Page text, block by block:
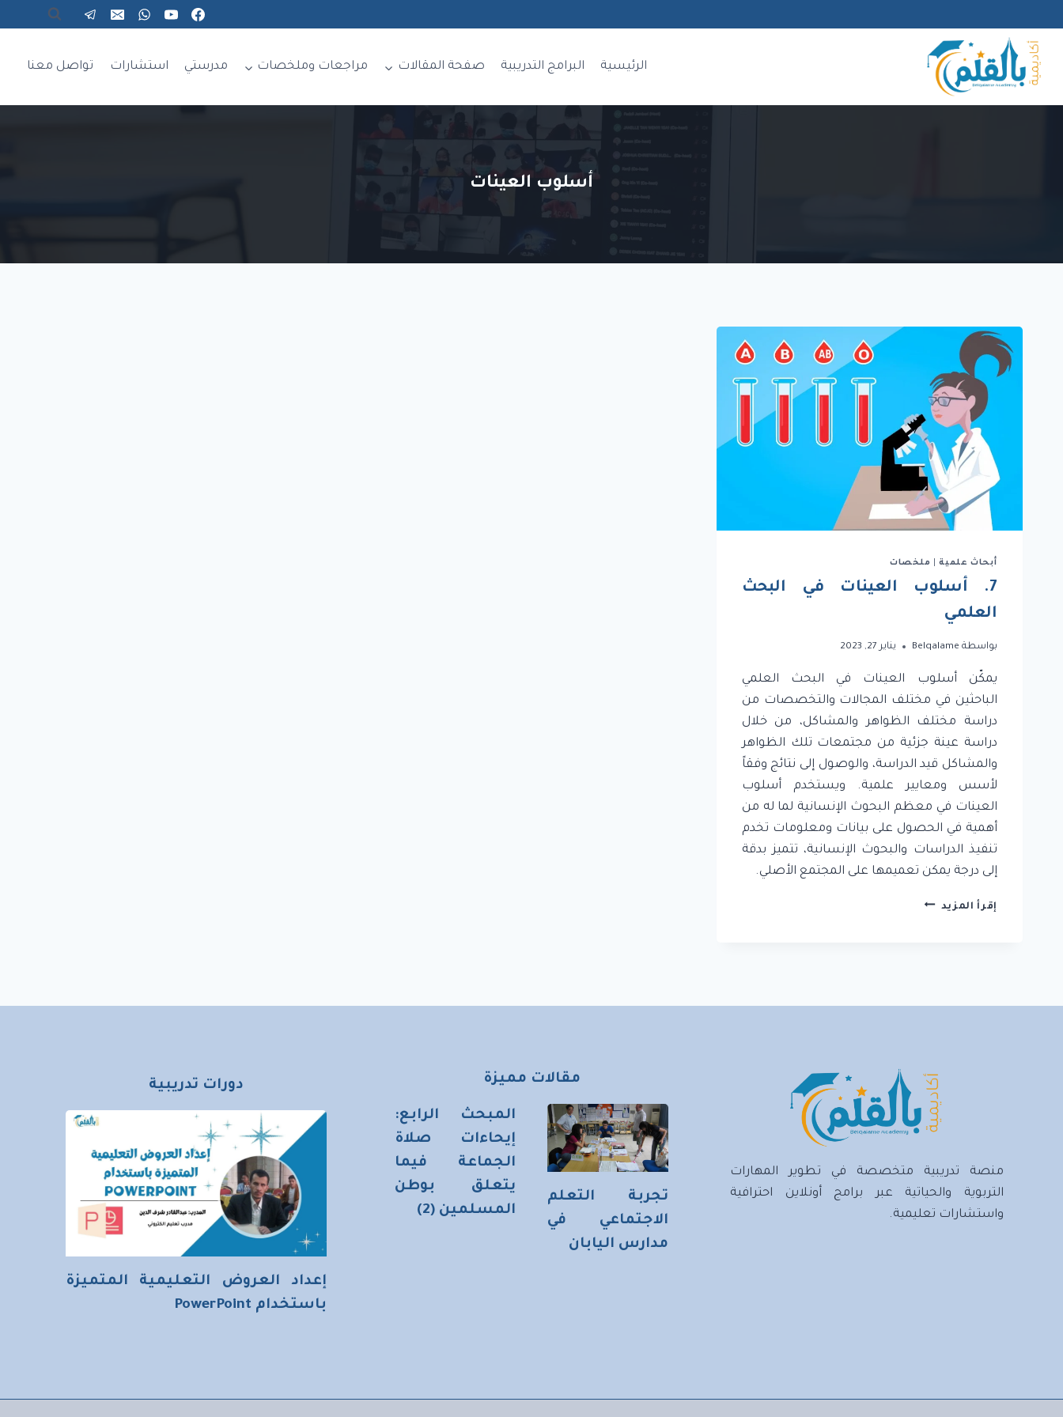
إلى
المحتوى
الرئيسية
البرامج التدريبية صفحة المقالات مراجعات وملخصات مدرستي استشارات تواصل معنا
أسلوب العينات
أبحاث علمية| ملخصات
7. أسلوب العينات في البحث
العلمي
بواسطة Belqalame يناير 27, 2023
يمكّن أسلوب العينات في البحث العلمي
الباحثين في مختلف المجالات والتخصصات من
دراسة مختلف الظواهر والمشاكل، من خلال
دراسة عينة جزئية من مجتمعات تلك الظواهر
والمشاكل قيد الدراسة، والوصول إلى نتائج وفقاً
لأسس ومعايير علمية. ويستخدم أسلوب
العينات في معظم البحوث الإنسانية لما له من
أهمية في الحصول على بيانات ومعلومات تخدم
تنفيذ الدراسات والبحوث الإنسانية، تتميز بدقة
إلى درجة يمكن تعميمها على المجتمع الأصلي.
إقرأ المزيد 7.
منصة تدريبية متخصصة في تطوير المهارات
التربوية والحياتية عبر برامج أونلاين احترافية
واستشارات تعليمية.
مقالات مميزة
تجربة التعلم
الاجتماعي في
مدارس اليابان
المبحث الرابع:
إيحاءات صلاة
الجماعة فيما
يتعلق بوطن
المسلمين (2)
دورات تدريبية
إعداد العروض التعليمية المتميزة
باستخدام PowerPoint